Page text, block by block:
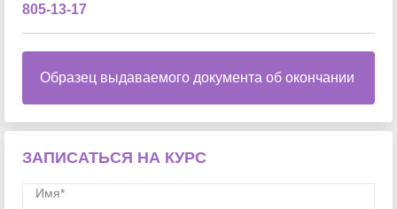
805-13-17
Образец выдаваемого документа об окончании
ЗАПИСАТЬСЯ НА КУРС
Имя*